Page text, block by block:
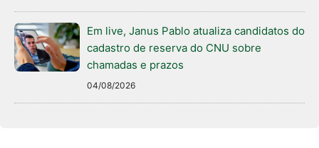
Em live, Janus Pablo atualiza candidatos do
cadastro de reserva do CNU sobre
chamadas e prazos
04/08/2026